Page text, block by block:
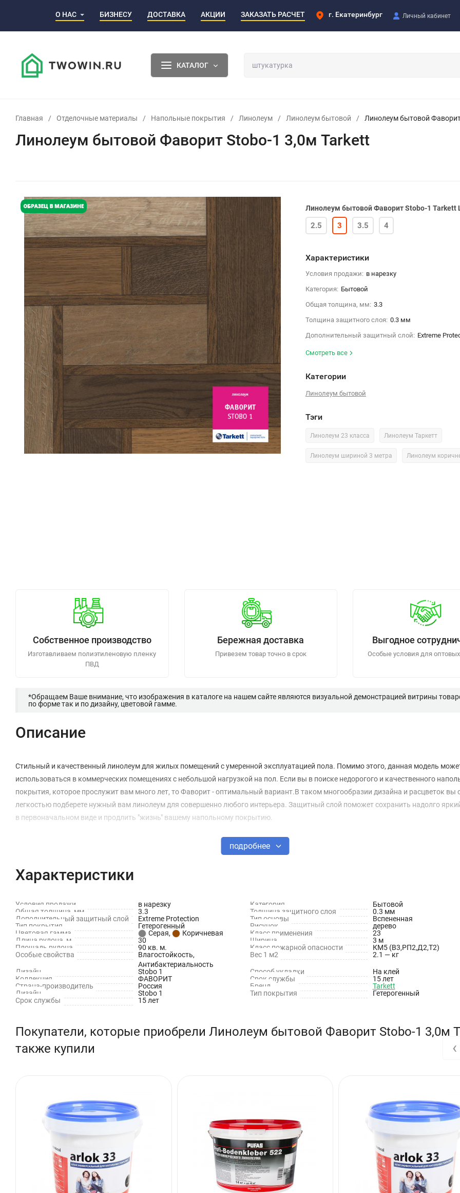
О НАС БИЗНЕСУ ДОСТАВКА АКЦИИ ЗАКАЗАТЬ РАСЧЕТ г. Екатеринбург Личный кабинет
КАТАЛОГ
Главная / Отделочные материалы / Напольные покрытия / Линолеум / Линолеум бытовой / Линолеум бытовой
Линолеум бытовой Фаворит Stobo-1 3,0м Tarkett
Линолеум бытовой Фаворит Stobo-1 Tarkett
2.5 3 3.5 4
Характеристики
Условия продажи: в нарезку
Категория: Бытовой
Общая толщина, мм: 3.3
Толщина защитного слоя: 0.3 мм
Дополнительный защитный слой: Extreme
Смотреть все
Категории
Линолеум бытовой
Тэги
Линолеум 23 класса Линолеум Таркетт
Линолеум шириной 3 метра Линолеум
Собственное производство
Изготавливаем полиэтиленовую пленку
ПВД
Бережная доставка
Привезем товар точно в срок
Выгодное
Особые условия для
*Обращаем Ваше внимание, что изображения в каталоге на нашем сайте являются визуальной демонстрацией витрины
по форме так и по дизайну, цветовой гамме.
Описание
Стильный и качественный линолеум для жилых помещений с умеренной эксплуатацией пола. Помимо этого, данная модель
использоваться в коммерческих помещениях с небольшой нагрузкой на пол. Если вы в поиске недорогого и качественного
покрытия, которое прослужит вам много лет, то Фаворит - оптимальный вариант.В таком многообразии дизайна и расцветок вы
легкостью подберете нужный вам линолеум для совершенно любого интерьера. Защитный слой поможет сохранить надолго
в первоначальном виде и продлить "жизнь" вашему напольному покрытию.
подробнее
Характеристики
Условия продажи в нарезку Категория
Бытовой
Общая толщина, мм
3.3 Толщина защитного слоя
0.3 мм
Дополнительный защитный слой
Extreme Protection Тип основы
Вспененная
Тип покрытия
Гетерогенный Рисунок
дерево
Цветовая гамма
Серая, Коричневая Класс применения
23
Длина рулона, м
30 Ширина
3 м
Площадь рулона
90 кв. м. Класс пожарной опасности
КМ5 (В3,РП2,Д2,Т2)
Особые свойства
Влагостойкость,
Антибактериальность
Вес 1 м2 2.1 — кг
Дизайн Stobo 1 Способ укладки
На клей
Коллекция
ФАВОРИТ Срок службы
15 лет
Страна-производитель
Россия Бренд
Tarkett
Дизайн
Stobo 1 Тип покрытия
Гетерогенный
Срок службы
15 лет
Покупатели, которые приобрели Линолеум бытовой Фаворит Stobo-1 3,0м
также купили
‹